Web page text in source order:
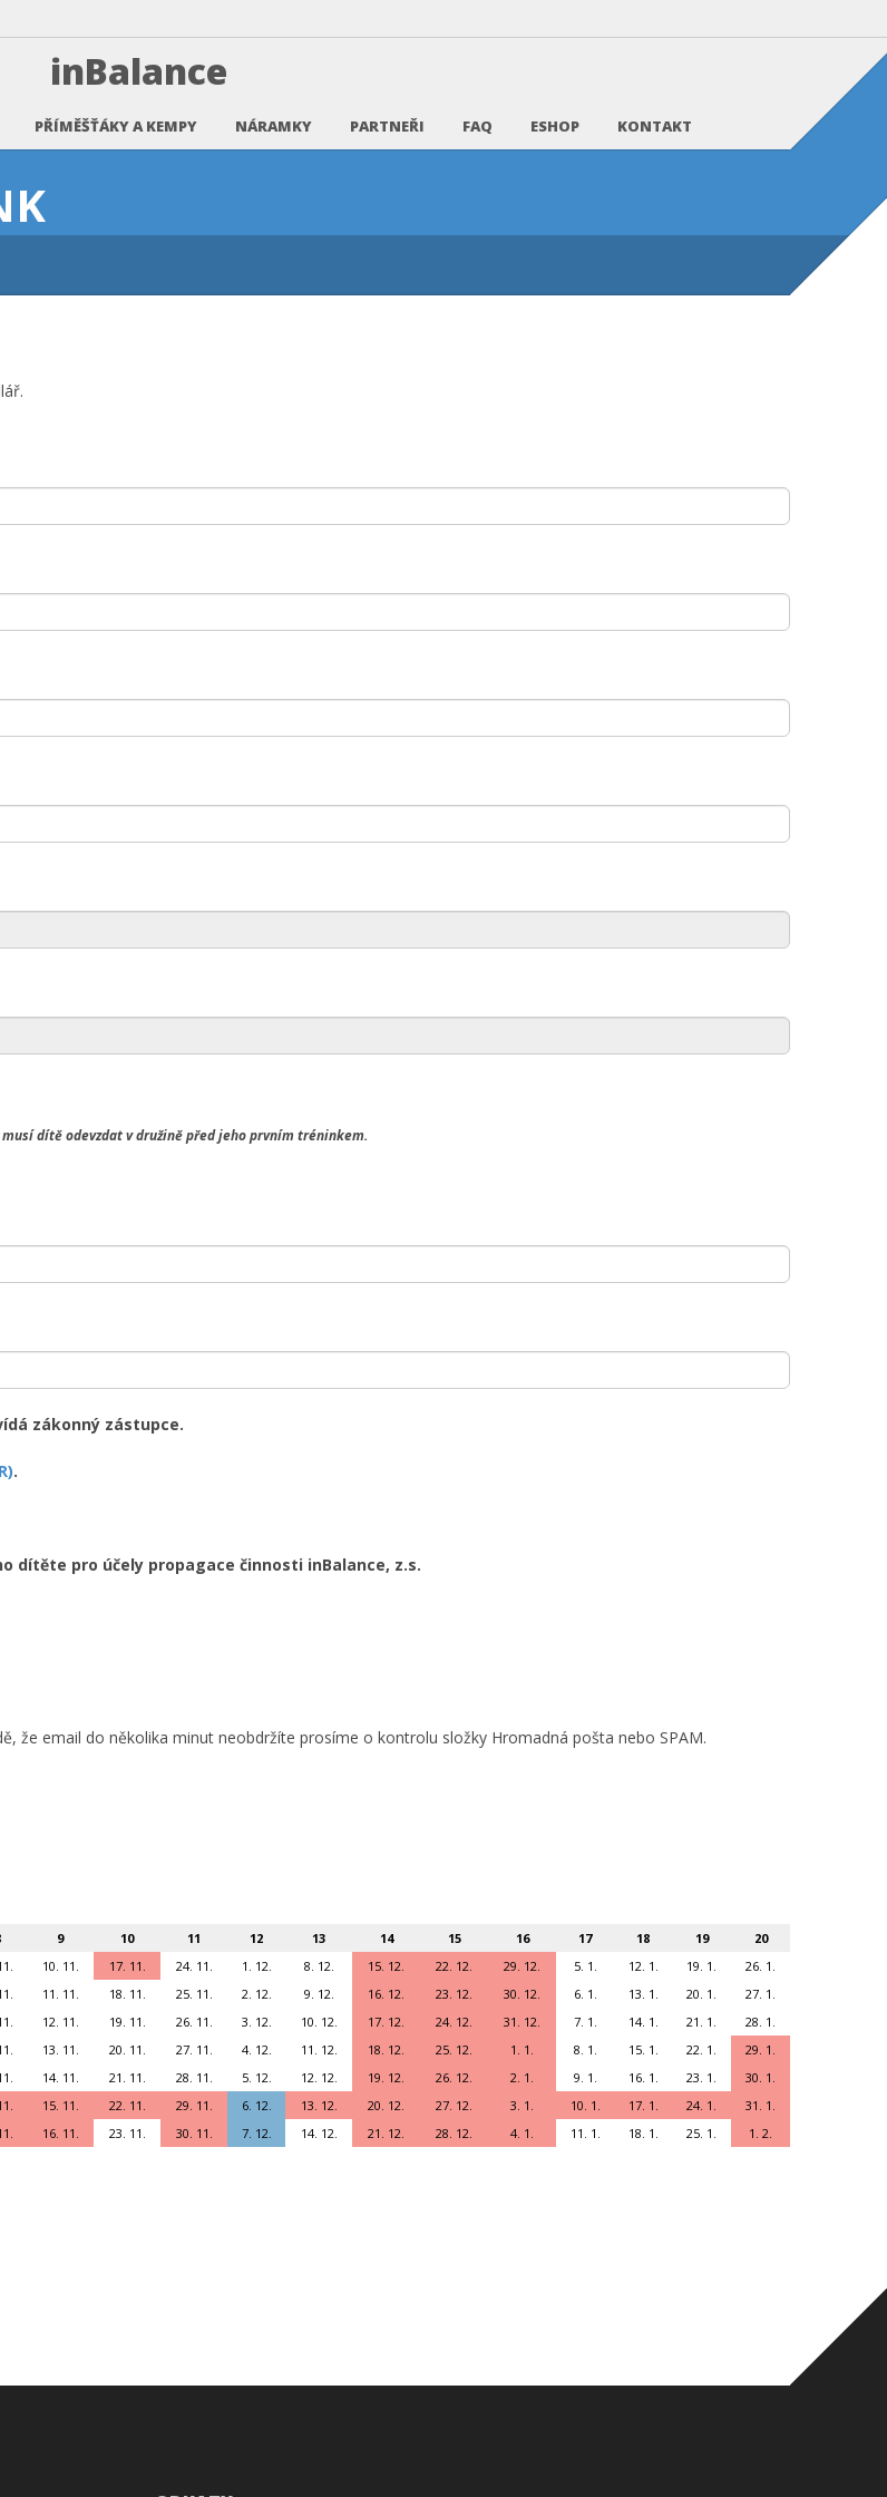
inBalance
PŘÍMĚŠŤÁKY A KEMPY NÁRAMKY PARTNEŘI FAQ ESHOP KONTAKT
dítě odevzdat v družině před jeho prvním tréninkem.
zákonný zástupce.
.
pro účely propagace činnosti inBalance, z.s.
že email do několika minut neobdržíte prosíme o kontrolu složky Hromadná pošta nebo SPAM.
9 10 11 12 13 14 15 16 17 18 19
20
10. 11. 17. 11. 24. 11. 1. 12. 8. 12. 15. 12. 22. 12. 29. 12. 5. 1. 12. 1. 19. 1.
26. 1.
11. 11. 18. 11. 25. 11. 2. 12. 9. 12. 16. 12. 23. 12. 30. 12. 6. 1. 13. 1. 20. 1.
27. 1.
12. 11. 19. 11. 26. 11. 3. 12. 10. 12. 17. 12. 24. 12. 31. 12. 7. 1. 14. 1. 21. 1.
28. 1.
13. 11. 20. 11. 27. 11. 4. 12. 11. 12. 18. 12. 25. 12. 1. 1. 8. 1. 15. 1. 22. 1.
29. 1.
14. 11. 21. 11. 28. 11. 5. 12. 12. 12. 19. 12. 26. 12. 2. 1. 9. 1. 16. 1. 23. 1.
30. 1.
15. 11. 22. 11. 29. 11. 6. 12. 13. 12. 20. 12. 27. 12. 3. 1. 10. 1. 17. 1. 24. 1.
31. 1.
16. 11. 23. 11. 30. 11. 7. 12. 14. 12. 21. 12. 28. 12. 4. 1. 11. 1. 18. 1. 25. 1. 1. 2.